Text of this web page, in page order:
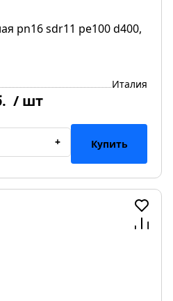
pn16 sdr11 pe100 d400,
Италия
/ шт
+ Купить